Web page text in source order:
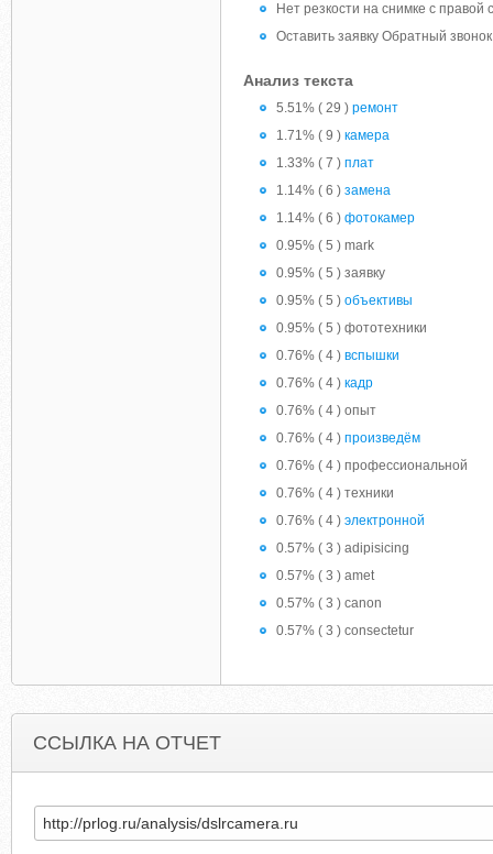
Нет резкости на снимке с правой
Оставить заявку Обратный звонок
Анализ текста
5.51% ( 29 ) ремонт
1.71% ( 9 ) камера
1.33% ( 7 ) плат
1.14% ( 6 ) замена
1.14% ( 6 ) фотокамер
0.95% ( 5 ) mark
0.95% ( 5 ) заявку
0.95% ( 5 ) объективы
0.95% ( 5 ) фототехники
0.76% ( 4 ) вспышки
0.76% ( 4 ) кадр
0.76% ( 4 ) опыт
0.76% ( 4 ) произведём
0.76% ( 4 ) профессиональной
0.76% ( 4 ) техники
0.76% ( 4 ) электронной
0.57% ( 3 ) adipisicing
0.57% ( 3 ) amet
0.57% ( 3 ) canon
0.57% ( 3 ) consectetur
ССЫЛКА НА ОТЧЕТ